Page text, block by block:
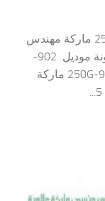
مكائن تعبيه و تغليف مكرونة موديل 902-250G ماركة مهندس
منسي مواصفات مكائن تعبيه و تغليف مكرونة موديل 902-
250G ماركة مهندس منسي اسم الموديل 902-250G ماركة